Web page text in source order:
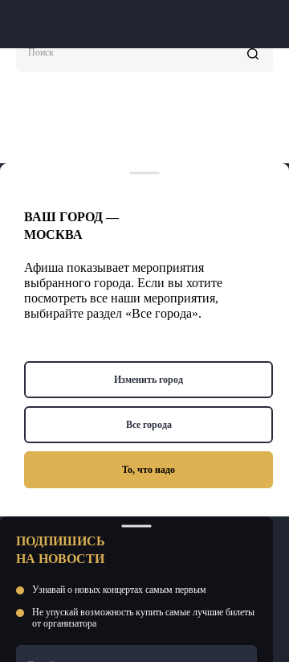
Поиск
ВАШ ГОРОД —
МОСКВА
Афиша показывает мероприятия
выбранного города. Если вы хотите
посмотреть все наши мероприятия,
выбирайте раздел «Все города».
Изменить город
Все города
То, что надо
ПОДПИШИСЬ
НА НОВОСТИ
Узнавай о новых концертах самым первым
Не упускай возможность купить самые лучшие билеты
от организатора